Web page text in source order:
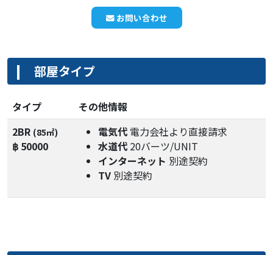
お問い合わせ
部屋タイプ
タイプ
その他情報
2BR (85㎡)
฿ 50000
電気代 電力会社より直接請求
水道代 20バーツ/UNIT
インターネット 別途契約
TV 別途契約